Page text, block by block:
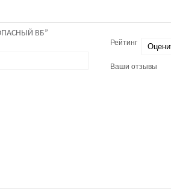
ВБ”
Рейтинг
Ваши отзывы